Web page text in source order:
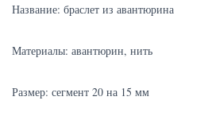
Название: браслет из авантюрина
Материалы: авантюрин, нить
Размер: сегмент 20 на 15 мм